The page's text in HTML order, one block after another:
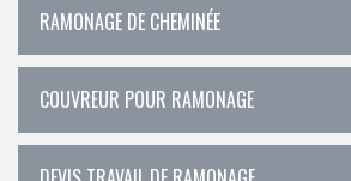
RAMONAGE DE CHEMINÉE
COUVREUR POUR RAMONAGE